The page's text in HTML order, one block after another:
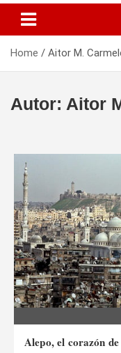
Home Aitor M.
Autor: Aitor
Alepo, el corazón